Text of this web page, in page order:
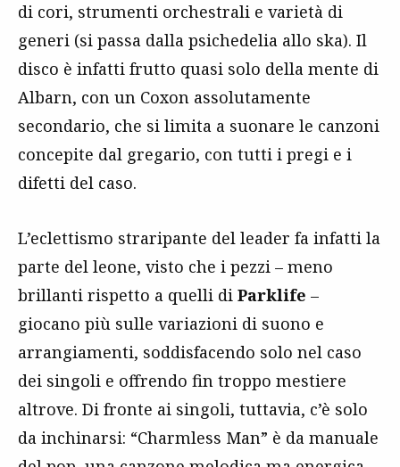
di cori, strumenti orchestrali e varietà di
generi (si passa dalla psichedelia allo ska). Il
disco è infatti frutto quasi solo della mente di
Albarn, con un Coxon assolutamente
secondario, che si limita a suonare le canzoni
concepite dal gregario, con tutti i pregi e i
difetti del caso.
L’eclettismo straripante del leader fa infatti la
parte del leone, visto che i pezzi – meno
brillanti rispetto a quelli di Parklife –
giocano più sulle variazioni di suono e
arrangiamenti, soddisfacendo solo nel caso
dei singoli e offrendo fin troppo mestiere
altrove. Di fronte ai singoli, tuttavia, c’è solo
da inchinarsi: “Charmless Man” è da manuale